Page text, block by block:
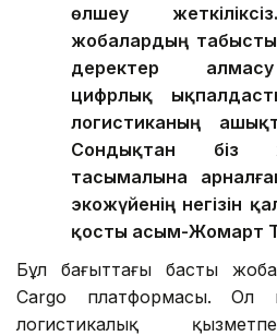
өлшеу
жобалардың
деректер
цифрлық
логистиканың
Сондықтан біз
тасымалына
экожүйенің негізін
қосты Қасым-Жомарт
Бұл бағыттағы басты
Cargo платформасы. Ол
логистикалық